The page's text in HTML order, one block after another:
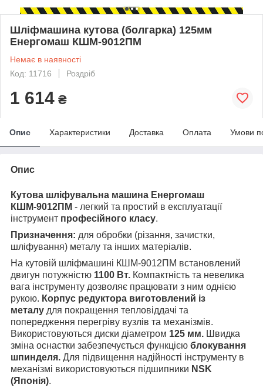
Шліфмашина кутова (болгарка) 125мм
Енергомаш КШМ-9012ПМ
Немає в наявності
Код: 11716
Роздріб
1 614 ₴
Опис Характеристики Доставка Оплата Умови
Опис
Кутова шліфувальна машина Енергомаш
КШМ-9012ПМ - легкий та простий в експлуатації
інструмент професійного класу.
Призначення: для обробки (різання, зачистки,
шліфування) металу та інших матеріалів.
На кутовій шліфмашині КШМ-9012ПМ встановлений
двигун потужністю 1100 Вт. Компактність та невелика
вага інструменту дозволяє працювати з ним однією
рукою. Корпус редуктора виготовлений із
металу для покращення тепловіддачі та
попередження перегріву вузлів та механізмів.
Використовуються диски діаметром 125 мм. Швидка
зміна оснастки забезпечується функцією блокування
шпинделя. Для підвищення надійності інструменту в
механізмі використовуються підшипники NSK
(Японія).